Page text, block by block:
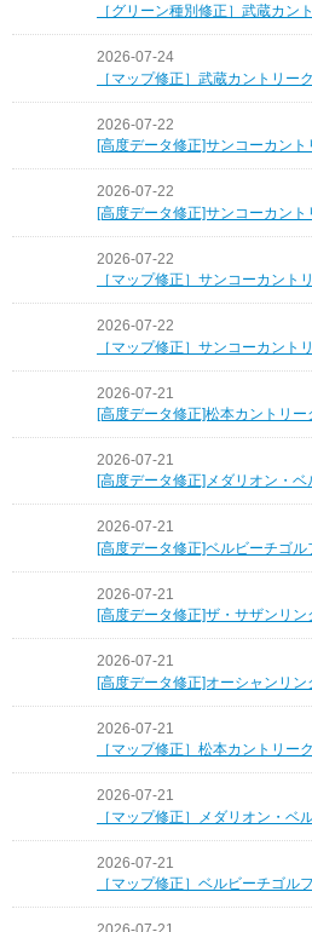
［グリーン種別修正］武蔵カ
2026-07-24
［マップ修正］武蔵カントリ
2026-07-22
[高度データ修正]サンコーカント
2026-07-22
[高度データ修正]サンコーカント
2026-07-22
［マップ修正］サンコーカント
2026-07-22
［マップ修正］サンコーカント
2026-07-21
[高度データ修正]松本カントリー
2026-07-21
[高度データ修正]メダリオン・ベ
2026-07-21
[高度データ修正]ベルビーチゴル
2026-07-21
[高度データ修正]ザ・サザンリ
2026-07-21
[高度データ修正]オーシャンリン
2026-07-21
［マップ修正］松本カントリー
2026-07-21
［マップ修正］メダリオン・ベ
2026-07-21
［マップ修正］ベルビーチゴル